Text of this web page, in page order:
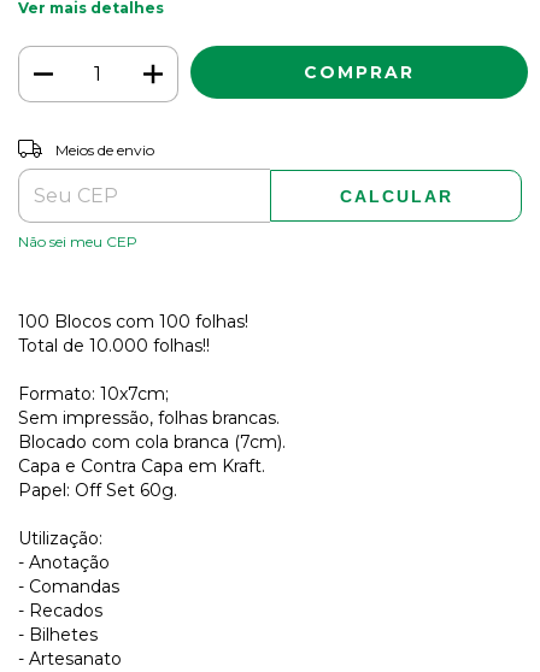
Ver mais detalhes
Entregas para o CEP:
Meios de envio
CALCULAR
Não sei meu CEP
100 Blocos com 100 folhas!
Total de 10.000 folhas!!
Formato: 10x7cm;
Sem impressão, folhas brancas.
Blocado com cola branca (7cm).
Capa e Contra Capa em Kraft.
Papel: Off Set 60g.
Utilização:
- Anotação
- Comandas
- Recados
- Bilhetes
- Artesanato